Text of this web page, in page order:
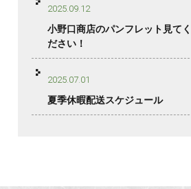
2025.09.12
小野口商店のパンフレット見てく
ださい！
2025.07.01
夏季休暇配送スケジュール